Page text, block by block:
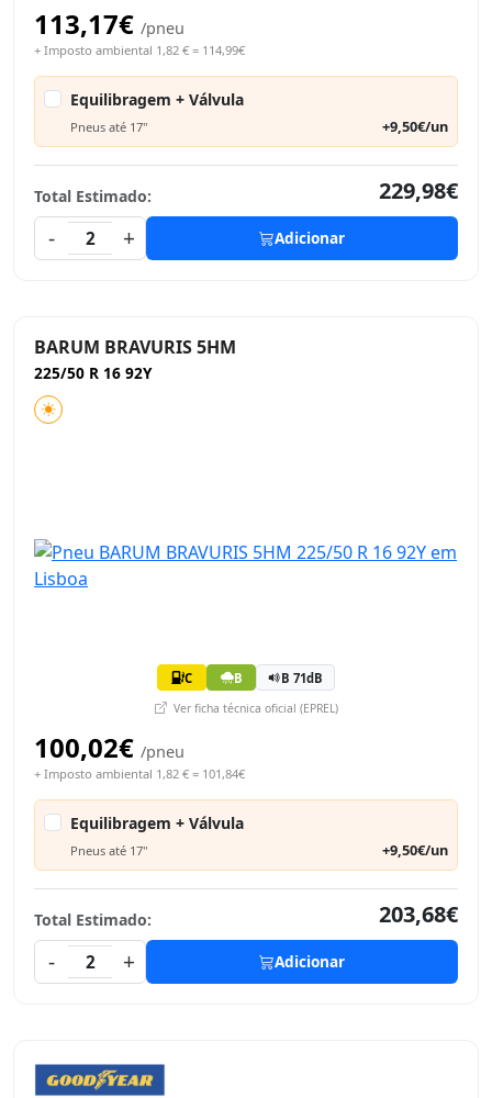
113,17€ /pneu
+ Imposto ambiental 1,82 € = 114,99€
Equilibragem + Válvula
Pneus até 17" +9,50€/un
Total Estimado:
229,98€
-
2 + Adicionar
BARUM BRAVURIS 5HM
225/50 R 16 92Y
C B B 71dB
Ver ficha técnica oficial (EPREL)
100,02€ /pneu
+ Imposto ambiental 1,82 € = 101,84€
Equilibragem + Válvula
Pneus até 17" +9,50€/un
Total Estimado:
203,68€
-
2 + Adicionar